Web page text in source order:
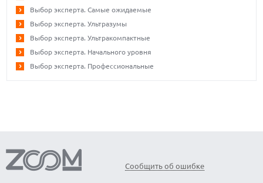
Выбор эксперта. Самые ожидаемые
Выбор эксперта. Ультразумы
Выбор эксперта. Ультракомпактные
Выбор эксперта. Начального уровня
Выбор эксперта. Профессиональные
Сообщить об ошибке